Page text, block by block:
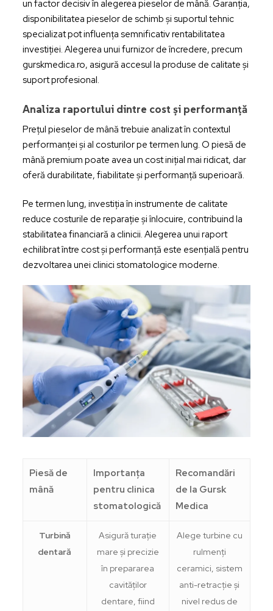
un factor decisiv în alegerea pieselor de mână. Garanția,
disponibilitatea pieselor de schimb și suportul tehnic
specializat pot influența semnificativ rentabilitatea
investiției. Alegerea unui furnizor de încredere, precum
gurskmedica.ro, asigură accesul la produse de calitate și
suport profesional.
Analiza raportului dintre cost și performanță
Prețul pieselor de mână trebuie analizat în contextul
performanței și al costurilor pe termen lung. O piesă de
mână premium poate avea un cost inițial mai ridicat, dar
oferă durabilitate, fiabilitate și performanță superioară.
Pe termen lung, investiția în instrumente de calitate
reduce costurile de reparație și înlocuire, contribuind la
stabilitatea financiară a clinicii. Alegerea unui raport
echilibrat între cost și performanță este esențială pentru
dezvoltarea unei clinici stomatologice moderne.
Piesă de
mână
Importanța
pentru clinica
stomatologică
Recomandări
de la Gursk
Medica
Turbină
dentară
Asigură turație
mare și precizie
în prepararea
cavităților
dentare, fiind
Alege turbine cu
rulmenți
ceramici, sistem
anti-retracție și
nivel redus de